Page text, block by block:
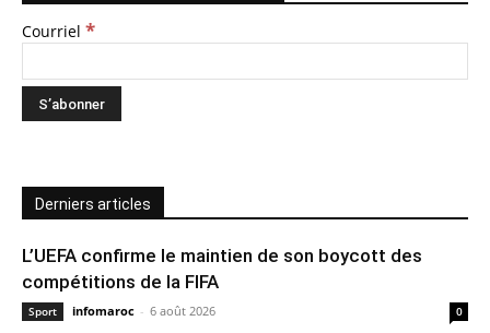
Courriel *
Derniers articles
L’UEFA confirme le maintien de son boycott des
compétitions de la FIFA
Sport infomaroc - 6 août 2026 0